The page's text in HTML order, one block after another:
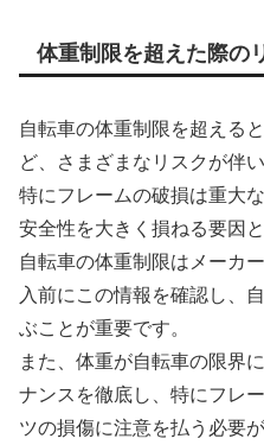
体重制限を超えた際の
自転車の体重制限を超える
ど、さまざまなリスクが伴い
特にフレームの破損は重大
安全性を大きく損ねる要因と
自転車の体重制限はメーカ
入前にこの情報を確認し、
ぶことが重要です。
また、体重が自転車の限界
ナンスを徹底し、特にフレ
ツの損傷に注意を払う必要が